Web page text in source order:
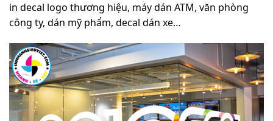
in decal logo thương hiệu, máy dán ATM, văn phòng
công ty, dán mỹ phẩm, decal dán xe…